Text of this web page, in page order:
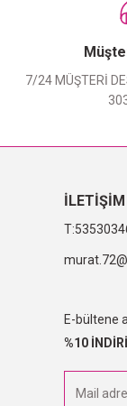
7/24 MÜŞTERİ
İLETİŞİM
E-bültene
%10